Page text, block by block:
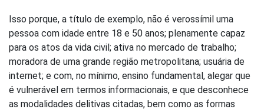
Isso porque, a título de exemplo, não é verossímil uma
pessoa com idade entre 18 e 50 anos; plenamente capaz
para os atos da vida civil; ativa no mercado de trabalho;
moradora de uma grande região metropolitana; usuária de
internet; e com, no mínimo, ensino fundamental, alegar que
é vulnerável em termos informacionais, e que desconhece
as modalidades delitivas citadas, bem como as formas